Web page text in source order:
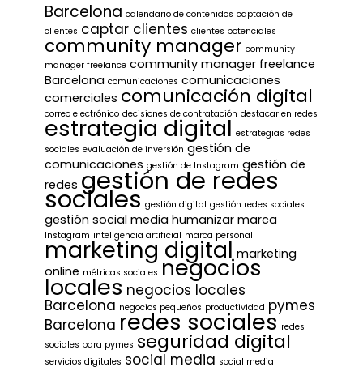
Barcelona calendario de contenidos captación de
clientes captar clientes clientes potenciales
community manager community
manager freelance community manager freelance
Barcelona comunicaciones comunicaciones
comerciales comunicación digital
correo electrónico decisiones de contratación destacar en redes
estrategia digital estrategias redes
sociales evaluación de inversión gestión de
comunicaciones gestión de Instagram gestión de
redes gestión de redes
sociales gestión digital gestión redes sociales
gestión social media humanizar marca
Instagram inteligencia artificial marca personal
marketing digital marketing
online métricas sociales negocios
locales negocios locales
Barcelona negocios pequeños productividad pymes
Barcelona redes sociales redes
sociales para pymes seguridad digital
servicios digitales social media social media